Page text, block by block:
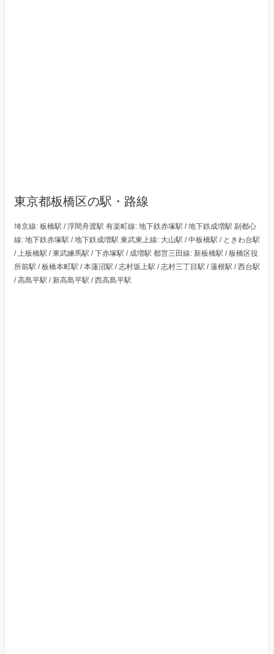
東京都板橋区の駅・路線
埼京線: 板橋駅 / 浮間舟渡駅 有楽町線: 地下鉄赤塚駅 / 地下鉄成増駅 副都心
線: 地下鉄赤塚駅 / 地下鉄成増駅 東武東上線: 大山駅 / 中板橋駅 / ときわ台駅
/ 上板橋駅 / 東武練馬駅 / 下赤塚駅 / 成増駅 都営三田線: 新板橋駅 / 板橋区役
所前駅 / 板橋本町駅 / 本蓮沼駅 / 志村坂上駅 / 志村三丁目駅 / 蓮根駅 / 西台駅
/ 高島平駅 / 新高島平駅 / 西高島平駅